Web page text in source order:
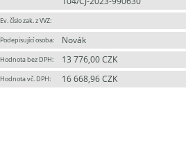
Ev. číslo zak. z VVZ:
Podepisující osoba: Novák
Hodnota bez DPH: 13 776,00 CZK
Hodnota vč. DPH: 16 668,96 CZK